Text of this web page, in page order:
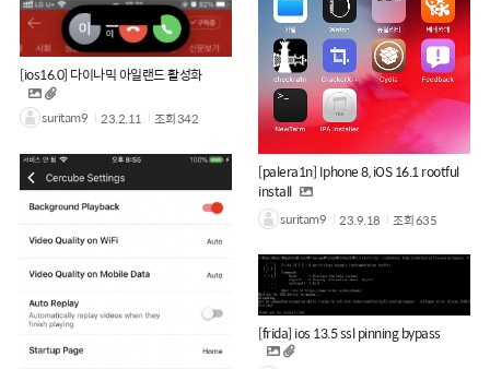
[palera1n] Iphone 8, iOS 16.1 rootful
install
suritam9 23.9.18 조회635
[ios16.0] 다이나믹 아일랜드 활성화
suritam9 23.2.11 조회342
[frida] ios 13.5 ssl pinning bypass